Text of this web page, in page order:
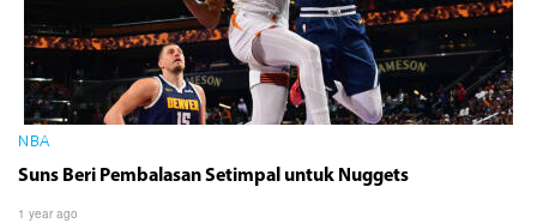
NBA
Suns Beri Pembalasan Setimpal untuk Nuggets
1 year ago